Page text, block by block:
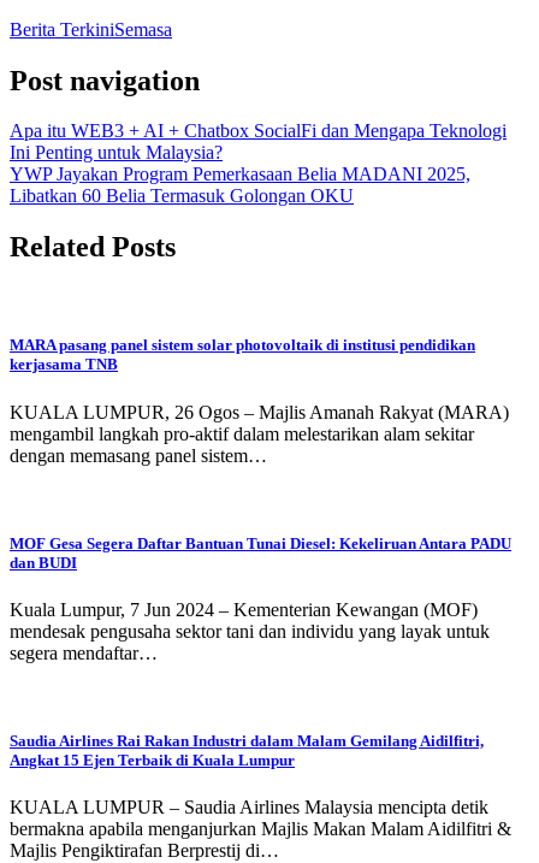
Berita TerkiniSemasa
Post navigation
Apa itu WEB3 + AI + Chatbox SocialFi dan Mengapa Teknologi
Ini Penting untuk Malaysia?
YWP Jayakan Program Pemerkasaan Belia MADANI 2025,
Libatkan 60 Belia Termasuk Golongan OKU
Related Posts
MARA pasang panel sistem solar photovoltaik di institusi pendidikan
kerjasama TNB
KUALA LUMPUR, 26 Ogos – Majlis Amanah Rakyat (MARA)
mengambil langkah pro-aktif dalam melestarikan alam sekitar
dengan memasang panel sistem…
MOF Gesa Segera Daftar Bantuan Tunai Diesel: Kekeliruan Antara PADU
dan BUDI
Kuala Lumpur, 7 Jun 2024 – Kementerian Kewangan (MOF)
mendesak pengusaha sektor tani dan individu yang layak untuk
segera mendaftar…
Saudia Airlines Rai Rakan Industri dalam Malam Gemilang Aidilfitri,
Angkat 15 Ejen Terbaik di Kuala Lumpur
KUALA LUMPUR – Saudia Airlines Malaysia mencipta detik
bermakna apabila menganjurkan Majlis Makan Malam Aidilfitri &
Majlis Pengiktirafan Berprestij di…